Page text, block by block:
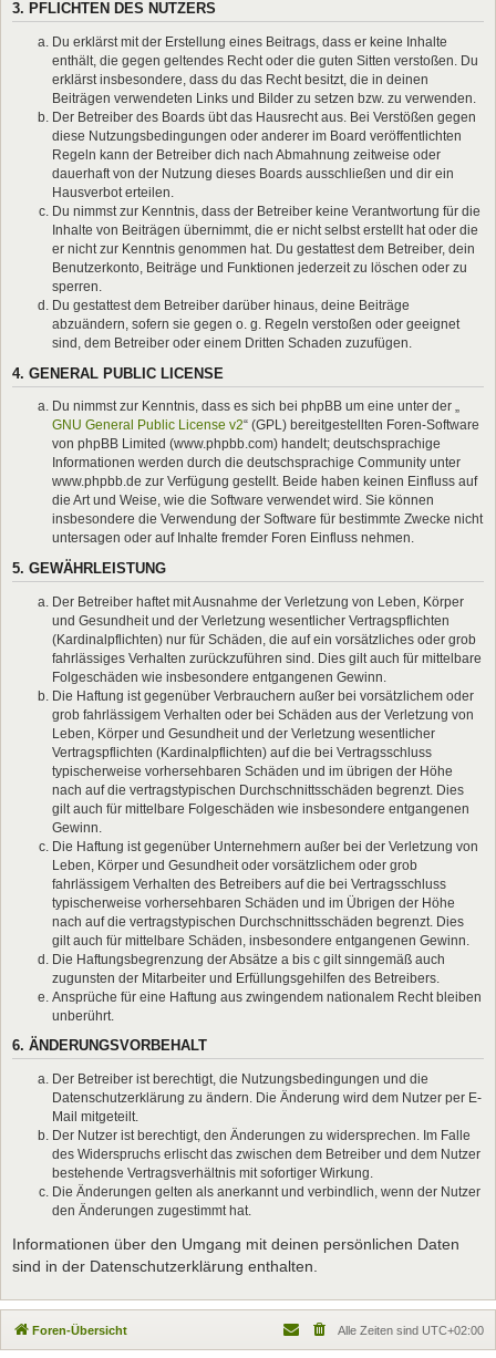
3. PFLICHTEN DES NUTZERS
Du erklärst mit der Erstellung eines Beitrags, dass er keine Inhalte
enthält, die gegen geltendes Recht oder die guten Sitten verstoßen. Du
erklärst insbesondere, dass du das Recht besitzt, die in deinen
Beiträgen verwendeten Links und Bilder zu setzen bzw. zu verwenden.
Der Betreiber des Boards übt das Hausrecht aus. Bei Verstößen gegen
diese Nutzungsbedingungen oder anderer im Board veröffentlichten
Regeln kann der Betreiber dich nach Abmahnung zeitweise oder
dauerhaft von der Nutzung dieses Boards ausschließen und dir ein
Hausverbot erteilen.
Du nimmst zur Kenntnis, dass der Betreiber keine Verantwortung für die
Inhalte von Beiträgen übernimmt, die er nicht selbst erstellt hat oder die
er nicht zur Kenntnis genommen hat. Du gestattest dem Betreiber, dein
Benutzerkonto, Beiträge und Funktionen jederzeit zu löschen oder zu
sperren.
Du gestattest dem Betreiber darüber hinaus, deine Beiträge
abzuändern, sofern sie gegen o. g. Regeln verstoßen oder geeignet
sind, dem Betreiber oder einem Dritten Schaden zuzufügen.
4. GENERAL PUBLIC LICENSE
Du nimmst zur Kenntnis, dass es sich bei phpBB um eine unter der „
GNU General Public License v2“ (GPL) bereitgestellten Foren-Software
von phpBB Limited (www.phpbb.com) handelt; deutschsprachige
Informationen werden durch die deutschsprachige Community unter
www.phpbb.de zur Verfügung gestellt. Beide haben keinen Einfluss auf
die Art und Weise, wie die Software verwendet wird. Sie können
insbesondere die Verwendung der Software für bestimmte Zwecke nicht
untersagen oder auf Inhalte fremder Foren Einfluss nehmen.
5. GEWÄHRLEISTUNG
Der Betreiber haftet mit Ausnahme der Verletzung von Leben, Körper
und Gesundheit und der Verletzung wesentlicher Vertragspflichten
(Kardinalpflichten) nur für Schäden, die auf ein vorsätzliches oder grob
fahrlässiges Verhalten zurückzuführen sind. Dies gilt auch für mittelbare
Folgeschäden wie insbesondere entgangenen Gewinn.
Die Haftung ist gegenüber Verbrauchern außer bei vorsätzlichem oder
grob fahrlässigem Verhalten oder bei Schäden aus der Verletzung von
Leben, Körper und Gesundheit und der Verletzung wesentlicher
Vertragspflichten (Kardinalpflichten) auf die bei Vertragsschluss
typischerweise vorhersehbaren Schäden und im übrigen der Höhe
nach auf die vertragstypischen Durchschnittsschäden begrenzt. Dies
gilt auch für mittelbare Folgeschäden wie insbesondere entgangenen
Gewinn.
Die Haftung ist gegenüber Unternehmern außer bei der Verletzung von
Leben, Körper und Gesundheit oder vorsätzlichem oder grob
fahrlässigem Verhalten des Betreibers auf die bei Vertragsschluss
typischerweise vorhersehbaren Schäden und im Übrigen der Höhe
nach auf die vertragstypischen Durchschnittsschäden begrenzt. Dies
gilt auch für mittelbare Schäden, insbesondere entgangenen Gewinn.
Die Haftungsbegrenzung der Absätze a bis c gilt sinngemäß auch
zugunsten der Mitarbeiter und Erfüllungsgehilfen des Betreibers.
Ansprüche für eine Haftung aus zwingendem nationalem Recht bleiben
unberührt.
6. ÄNDERUNGSVORBEHALT
Der Betreiber ist berechtigt, die Nutzungsbedingungen und die
Datenschutzerklärung zu ändern. Die Änderung wird dem Nutzer per E-
Mail mitgeteilt.
Der Nutzer ist berechtigt, den Änderungen zu widersprechen. Im Falle
des Widerspruchs erlischt das zwischen dem Betreiber und dem Nutzer
bestehende Vertragsverhältnis mit sofortiger Wirkung.
Die Änderungen gelten als anerkannt und verbindlich, wenn der Nutzer
den Änderungen zugestimmt hat.
Informationen über den Umgang mit deinen persönlichen Daten
sind in der Datenschutzerklärung enthalten.
Foren-Übersicht Alle Zeiten sind UTC+02:00